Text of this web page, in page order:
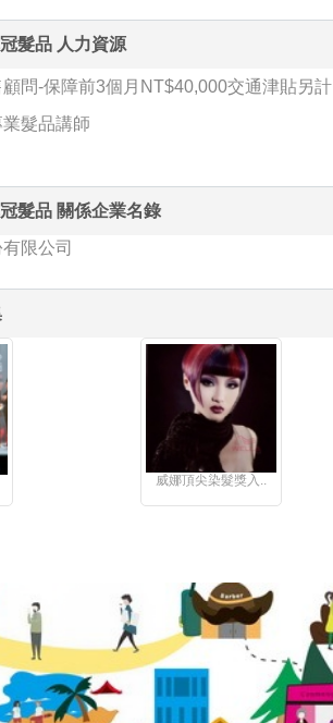
髮品 人力資源
問-保障前3個月NT$40,000交通津貼另計
髮品講師
髮品 關係企業名錄
限公司
威娜頂尖染髮獎入..